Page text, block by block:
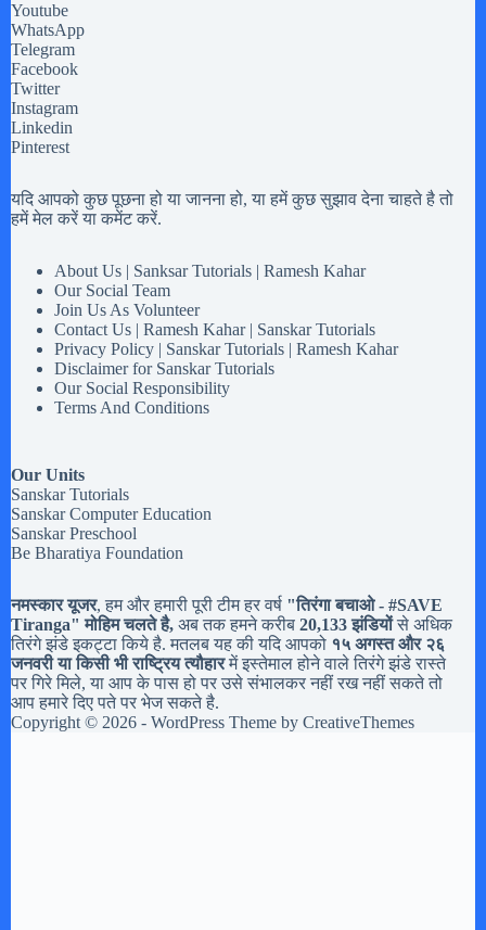
Youtube
WhatsApp
Telegram
Facebook
Twitter
Instagram
Linkedin
Pinterest
यदि आपको कुछ पूछना हो या जानना हो, या हमें कुछ सुझाव देना चाहते है तो
हमें मेल करें या कमेंट करें.
About Us | Sanksar Tutorials | Ramesh Kahar
Our Social Team
Join Us As Volunteer
Contact Us | Ramesh Kahar | Sanskar Tutorials
Privacy Policy | Sanskar Tutorials | Ramesh Kahar
Disclaimer for Sanskar Tutorials
Our Social Responsibility
Terms And Conditions
Our Units
Sanskar Tutorials
Sanskar Computer Education
Sanskar Preschool
Be Bharatiya Foundation
नमस्कार यूजर, हम और हमारी पूरी टीम हर वर्ष "तिरंगा बचाओ - #SAVE
Tiranga" मोहिम चलते है, अब तक हमने करीब 20,133 झंडियोंसे अधिक
तिरंगे झंडे इकट्टा किये है. मतलब यह की यदि आपको १५ अगस्त और २६
जनवरी या किसी भी राष्ट्रिय त्यौहारमें इस्तेमाल होने वाले तिरंगे झंडे रास्ते
पर गिरे मिले, या आप के पास हो पर उसे संभालकर नहीं रख नहीं सकते तो
आप हमारे दिए पते पर भेज सकते है.
Copyright © 2026 - WordPress Theme by CreativeThemes